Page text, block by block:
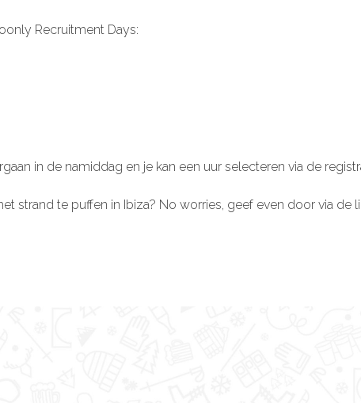
Recruitment Days:
in de namiddag en je kan een uur selecteren via de
strand te puffen in Ibiza? No worries, geef even door via